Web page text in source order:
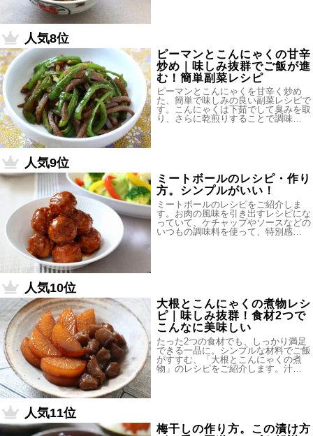
人気8位
ピーマンとこんにゃくの甘辛
炒め｜味しみ抜群でご飯が進
む！簡単副菜レシピ
ピーマンとこんにゃくを甘辛く炒め
た、簡単で味しみの良い副菜レシピで
す。こんにゃくは下茹でして臭みを取
り、さらに乾煎りすることで調味…
人気9位
ミートボールのレシピ・作り
方。シンプルがいい！
ミートボールのレシピをご紹介しま
す。お肉の風味を引き出すレシピにな
っていて、ケチャップやソースなどの
いつもの調味料を使って、特別感…
人気10位
大根とこんにゃくの煮物レシ
ピ｜味しみ抜群！食材2つで
こんなに美味しい
たった2つの食材でも、しっかり満足
できる一品に。シンプルな材料でご飯
がすすむ、「大根とこんにゃくの煮
物」のレシピをご紹介します。汁…
人気11位
梅干しの作り方。この漬け方